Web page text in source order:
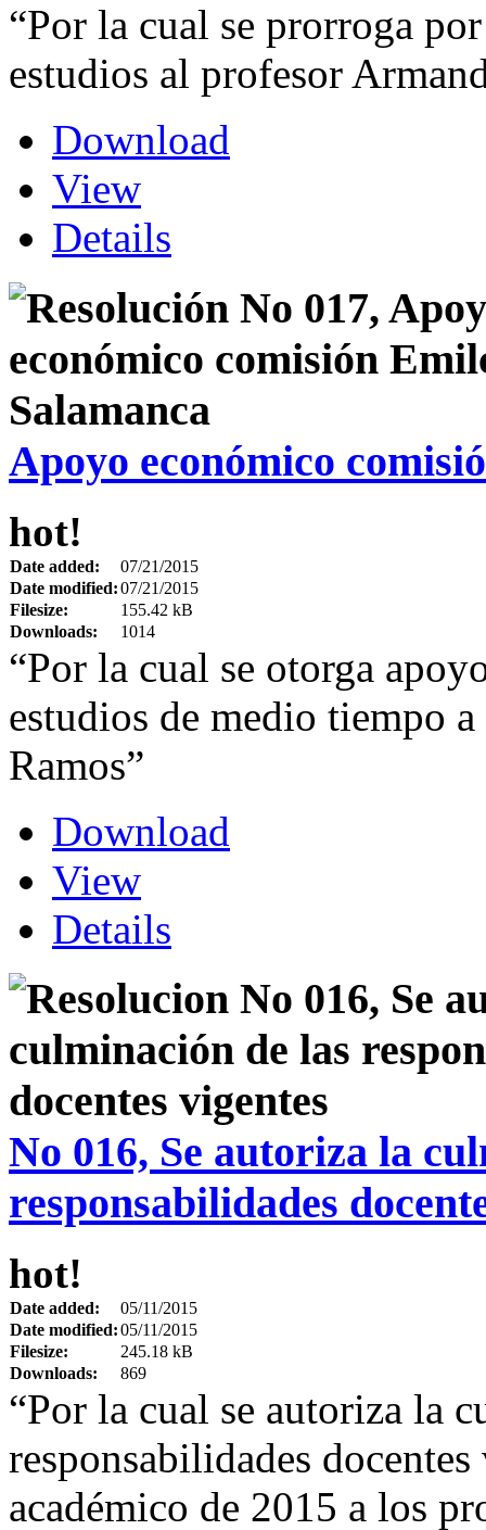
“Por la cual se prorroga
estudios al profesor
Download
View
Details
Apoyo económico
hot!
Date added:
07/21/2015
Date modified:07/21/2015
Filesize:
155.42 kB
Downloads:
1014
“Por la cual se otorga
estudios de medio tiempo
Ramos”
Download
View
Details
No 016, Se autoriza la
responsabilidades
hot!
Date added:
05/11/2015
Date modified:05/11/2015
Filesize:
245.18 kB
Downloads:
869
“Por la cual se autoriza la
responsabilidades
académico de 2015 a los